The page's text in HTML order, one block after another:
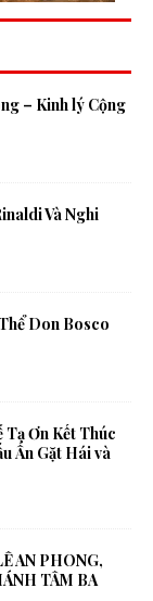
– Kinh lý Cộng
Và Nghi
Don Bosco
Ơn Kết Thúc
Ấn Gặt Hái và
AN PHONG,
TÂM BA